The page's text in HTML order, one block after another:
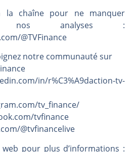
la chaîne pour ne manquer
nos analyses :
@TVFinance
notre communauté sur
in/r%C3%A9daction-tv-
tv_finance/
tvfinance
@tvfinancelive
pour plus d’informations :